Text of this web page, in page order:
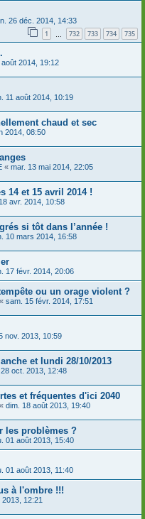
26 déc. 2014, 14:33
1 732 733 734 735
2014, 19:12
11 août 2014, 10:19
chaud et sec
2014, 08:50
« mar. 13 mai 2014, 22:05
14 et 15 avril 2014 !
avr. 2014, 10:58
si tôt dans l’année !
10 mars 2014, 16:58
17 févr. 2014, 20:06
ou un orage violent ?
« sam. 15 févr. 2014, 17:51
nov. 2013, 10:59
et lundi 28/10/2013
oct. 2013, 12:48
et fréquentes d'ici 2040
« dim. 18 août 2013, 19:40
les problèmes ?
01 août 2013, 15:40
01 août 2013, 11:40
à l'ombre !!!
2013, 12:21